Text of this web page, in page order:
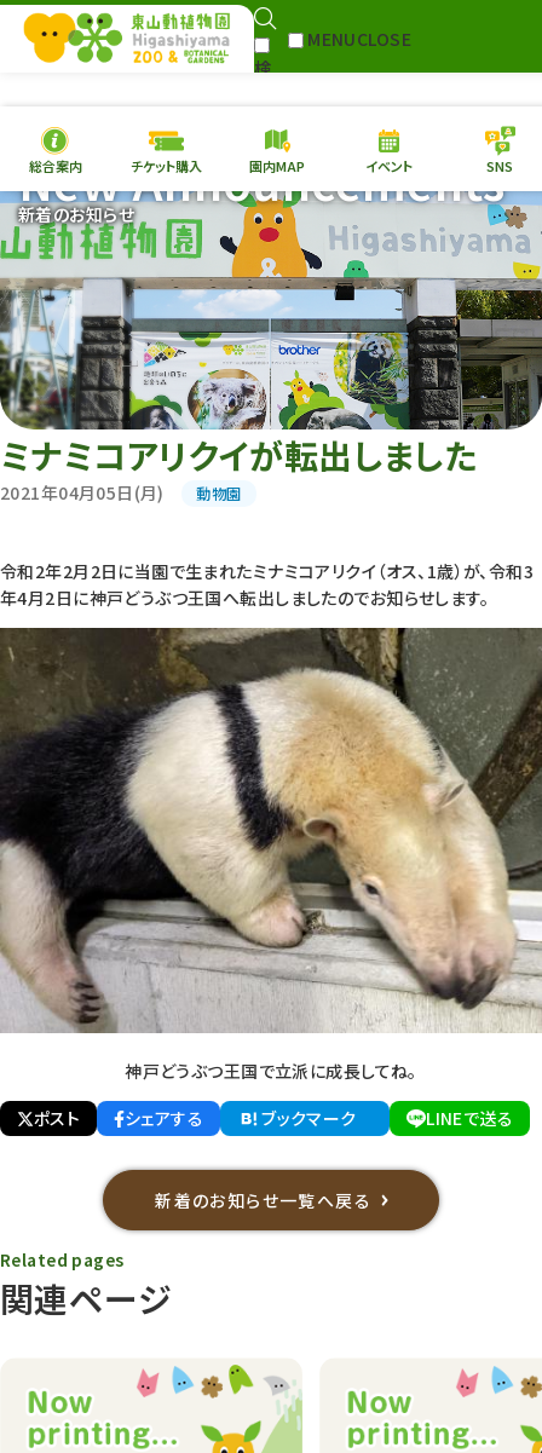
検
MENUCLOSE
本日の開園情報 チケ
園内MAP イベント
総合案内
動物園 植物園
再生プラン
東山動植物園
への支援
環境教育
総合案内 チケット購入 園内MAP イベント SNS
新着のお知らせ
New Announcements
ミナミコアリクイが転出しました
2021年04月05日(月) 動物園
令和2年2月2日に当園で生まれたミナミコアリクイ（オス、1歳）が、令和3
年4月2日に神戸どうぶつ王国へ転出しましたのでお知らせします。
神戸どうぶつ王国で立派に成長してね。
ポスト
シェアする ブックマーク LINEで送る
新着のお知らせ一覧へ戻る
関連ページ
Related pages